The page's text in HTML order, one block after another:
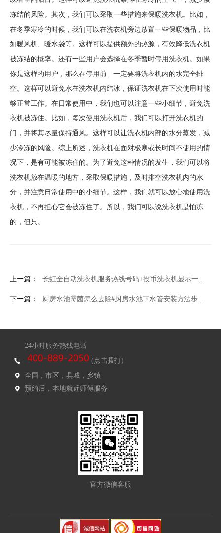
冻结的风险。其次，我们可以采取一些措施来保暖洗衣机。比如，
在冬季寒冷的时候，我们可以在洗衣机旁边放置一些保暖物品，比
如暖风机、暖水袋等。这样可以提供额外的热源，有效降低洗衣机
被冻结的概率。还有一些用户会选择在冬季暂时停用洗衣机。如果
你是这样的用户，那么在停用前，一定要将洗衣机内的水完全排
空。这样可以避免水在洗衣机内结冰，保证洗衣机在下次使用时能
够正常工作。在日常使用中，我们也可以注意一些小细节，避免洗
衣机被冻住。比如，每次使用洗衣机后，我们可以打开洗衣机的
门，并将其尽量保持通风。这样可以让洗衣机内部的水分蒸发，减
少冷冻的风险。综上所述，洗衣机在面对极寒或长时间不使用的情
况下，是有可能被冻住的。为了避免这种情况的发生，我们可以将
洗衣机放在温暖的地方，采取保暖措施，及时排空洗衣机内的水
分，并注意日常使用中的小细节。这样，我们就可以放心地使用洗
衣机，不再担心它会被冻住了。所以，我们可以说洗衣机是怕冻
的，但只。
上一篇： 长虹全自动洗衣机服务热线号码+投币洗衣机显示一下子01又一下子777什么问题？-投币洗衣机故障维修
下一篇： 厨房水池霉菌怎么去除#厨房水池下水管安装方法步骤是什么
24小时服务热线电话
(点击拨打)
全国，市区，县城，乡镇
预约后，本地就近师傅服务
官方微信客服